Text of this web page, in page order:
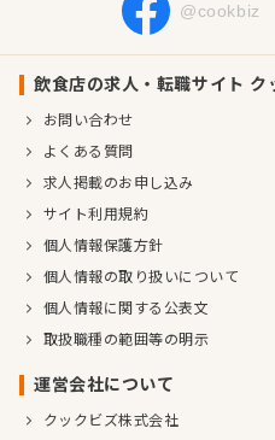
@cookbiz
飲食店の求人・転職サイト ク
お問い合わせ
よくある質問
求人掲載のお申し込み
サイト利用規約
個人情報保護方針
個人情報の取り扱いについて
個人情報に関する公表文
取扱職種の範囲等の明示
運営会社について
クックビズ株式会社